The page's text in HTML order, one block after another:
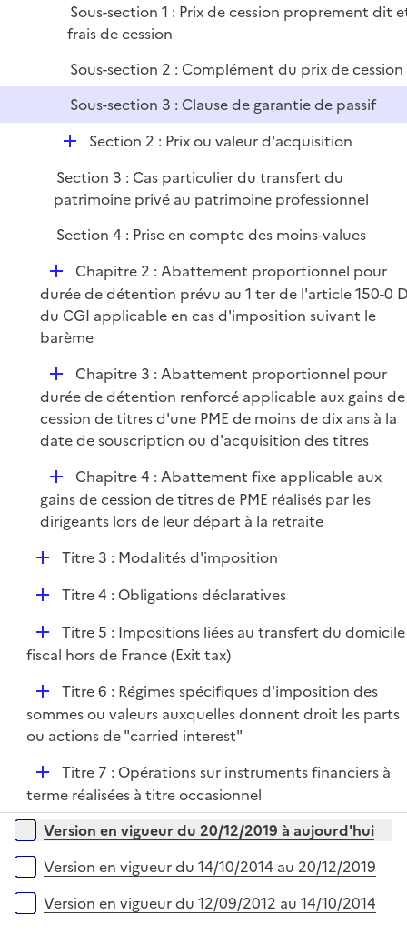
e
r
p
l
e
r
Sous-section 1 : Prix de cession proprement dit
frais de cession
Sous-section 2 : Complément du prix de cession
Sous-section 3 : Clause de garantie de passif
D
p
l
i
r
Section 2 : Prix ou valeur d'acquisition
Section 3 : Cas particulier du transfert du
patrimoine privé au patrimoine professionnel
Section 4 : Prise en compte des moins-values
D
é
p
l
r
Chapitre 2 : Abattement proportionnel pour
durée de détention prévu au 1 ter de l'article 150-0
du CGI applicable en cas d'imposition suivant le
barème
D
é
p
l
r
Chapitre 3 : Abattement proportionnel pour
durée de détention renforcé applicable aux gains de
cession de titres d'une PME de moins de dix ans à la
date de souscription ou d'acquisition des titres
D
é
p
i
e
r
Chapitre 4 : Abattement fixe applicable aux
gains de cession de titres de PME réalisés par les
dirigeants lors de leur départ à la retraite
D
e
Titre 3 : Modalités d'imposition
D
l
r
Titre 4 : Obligations déclaratives
D
é
i
e
Titre 5 : Impositions liées au transfert du domicile
fiscal hors de France (Exit tax)
D
é
p
e
r
Titre 6 : Régimes spécifiques d'imposition des
sommes ou valeurs auxquelles donnent droit les parts
ou actions de "carried interest"
D
é
p
l
i
e
r
Titre 7 : Opérations sur instruments financiers à
terme réalisées à titre occasionnel
Versions sur la période
Version en vigueur du 20/12/2019 à aujourd'hui
Version en vigueur du 14/10/2014 au 20/12/2019
Version en vigueur du 12/09/2012 au 14/10/2014